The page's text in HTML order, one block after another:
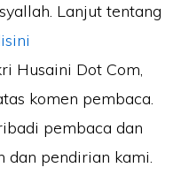
Lanjut tentang
Husaini Dot Com,
komen pembaca.
pembaca dan
dan pendirian kami.